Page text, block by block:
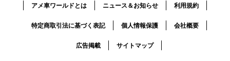
アメ車ワールドとは ニュース＆お知らせ 利用規約
特定商取引法に基づく表記 個人情報保護 会社概要
広告掲載 サイトマップ